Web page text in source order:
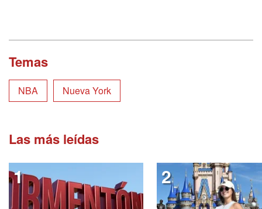
Temas
NBA Nueva York
Las más leídas